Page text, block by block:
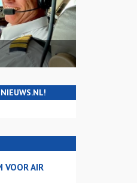
VOOR AIR